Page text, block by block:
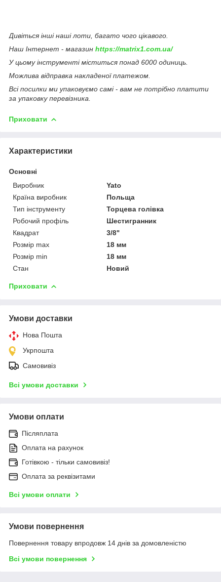
Дивіться інші наші лоти, багато чого цікавого.
Наш Інтернет - магазин https://matrix1.com.ua/
У цьому інструменті міститься понад 6000 одиниць.
Можлива відправка накладеної платежом.
Всі посилки ми упаковуємо самі - вам не потрібно платити
за упаковку перевізника.
Приховати
Характеристики
Основні
Виробник
Yato
Країна виробник
Польща
Тип інструменту
Торцева голівка
Робочий профіль
Шестигранник
Квадрат
3/8"
Розмір max
18 мм
Розмір min
18 мм
Стан
Новий
Приховати
Умови доставки
Нова Пошта
Укрпошта
Самовивіз
Всі умови доставки
Умови оплати
Післяплата
Оплата на рахунок
Готівкою - тільки самовивіз!
Оплата за реквізитами
Всі умови оплати
Умови повернення
Повернення товару впродовж 14 днів за домовленістю
Всі умови повернення